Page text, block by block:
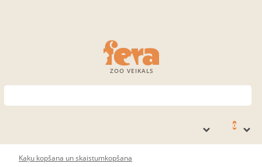
ZOO VEIKALS
0
Kaķu kopšana un skaistumkopšana